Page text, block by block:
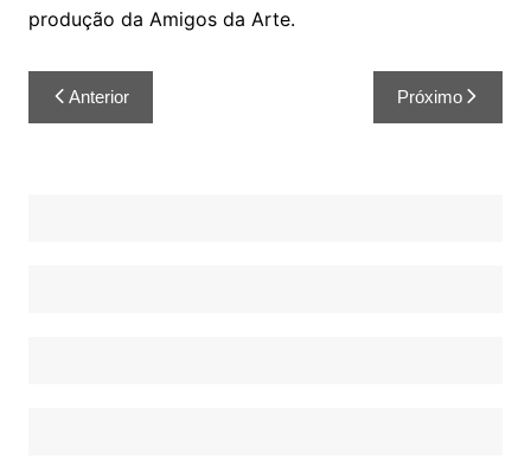
produção da Amigos da Arte.
Anterior Próximo